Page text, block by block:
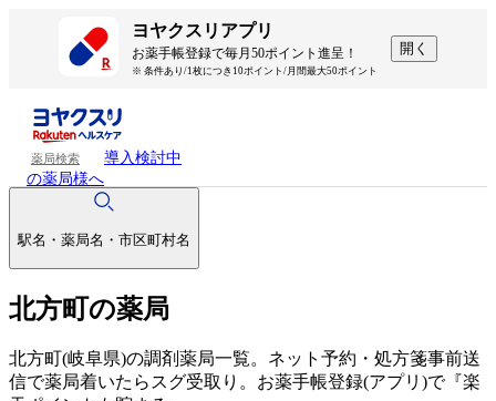
ヨヤクスリアプリ
お薬手帳登録で毎月50ポイント進呈！
※ 条件あり/1枚につき10ポイント/月間最大50ポイント
開く
薬局検索
導入検討中
の薬局様へ
駅名・薬局名・市区町村名
北方町の薬局
北方町(岐阜県)の調剤薬局一覧。ネット予約・処方箋事前送
信で薬局着いたらスグ受取り。お薬手帳登録(アプリ)で『楽